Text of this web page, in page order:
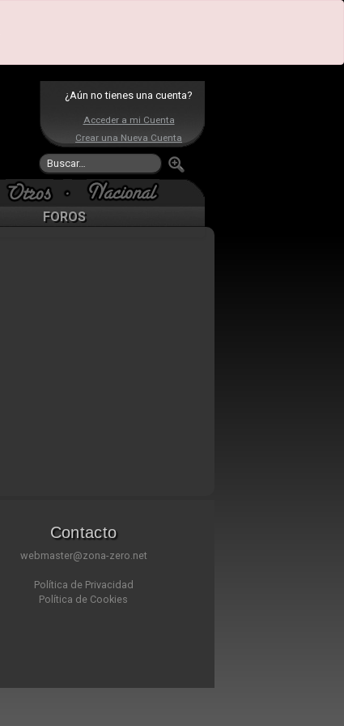
¿Aún no tienes una cuenta?
Acceder a mi Cuenta
Crear una Nueva Cuenta
FOROS
Contacto
webmaster@zona-zero.net
Política de Privacidad
Política de Cookies